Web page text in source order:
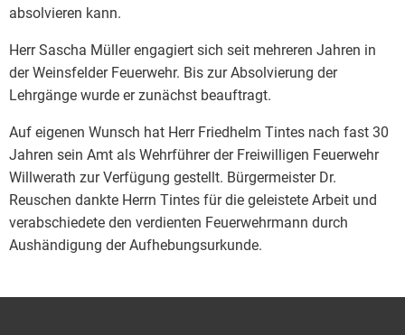
absolvieren kann.
Herr Sascha Müller engagiert sich seit mehreren Jahren in
der Weinsfelder Feuerwehr. Bis zur Absolvierung der
Lehrgänge wurde er zunächst beauftragt.
Auf eigenen Wunsch hat Herr Friedhelm Tintes nach fast 30
Jahren sein Amt als Wehrführer der Freiwilligen Feuerwehr
Willwerath zur Verfügung gestellt. Bürgermeister Dr.
Reuschen dankte Herrn Tintes für die geleistete Arbeit und
verabschiedete den verdienten Feuerwehrmann durch
Aushändigung der Aufhebungsurkunde.